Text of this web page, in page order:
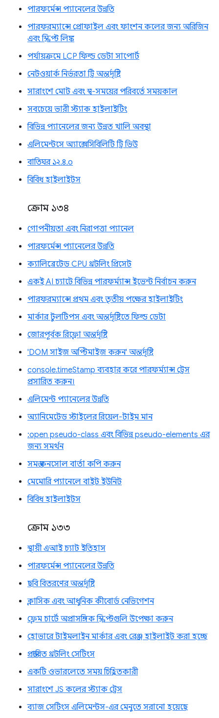
পারফর্মেন্স প্যানেলের উন্নতি
পারফরম্যান্সে প্রোফাইল এবং ফাংশন কলের জন্য অরিজিন
এবং স্ক্রিপ্ট লিঙ্ক
পর্যায়ক্রমে LCP ফিল্ড ডেটা সাপোর্ট
নেটওয়ার্ক নির্ভরতা ট্রি অন্তর্দৃষ্টি
সারাংশে মোট এবং স্ব-সময়ের পরিবর্তে সময়কাল
সবচেয়ে ভারী স্ট্যাক হাইলাইটিং
বিভিন্ন প্যানেলের জন্য উন্নত খালি অবস্থা
এলিমেন্টসে অ্যাক্সেসিবিলিটি ট্রি ভিউ
বাতিঘর ১২.৪.০
বিবিধ হাইলাইটস
ক্রোম ১৩৪
গোপনীয়তা এবং নিরাপত্তা প্যানেল
পারফর্মেন্স প্যানেলের উন্নতি
ক্যালিব্রেটেড CPU থ্রটলিং প্রিসেট
একই AI চ্যাটে বিভিন্ন পারফর্ম্যান্স ইভেন্ট নির্বাচন করুন
পারফরম্যান্সে প্রথম এবং তৃতীয় পক্ষের হাইলাইটিং
মার্কার টুলটিপস এবং অন্তর্দৃষ্টিতে ফিল্ড ডেটা
জোরপূর্বক রিফ্লো অন্তর্দৃষ্টি
'DOM সাইজ অপ্টিমাইজ করুন' অন্তর্দৃষ্টি
console.timeStamp ব্যবহার করে পারফর্ম্যান্স ট্রেস
প্রসারিত করুন।
এলিমেন্ট প্যানেলের উন্নতি
অ্যানিমেটেড স্টাইলের রিয়েল-টাইম মান
:open pseudo-class এবং বিভিন্ন pseudo-elements এর
জন্য সমর্থন
সমস্ত কনসোল বার্তা কপি করুন
মেমোরি প্যানেলে বাইট ইউনিট
বিবিধ হাইলাইটস
ক্রোম ১৩৩
স্থায়ী এআই চ্যাট ইতিহাস
পারফর্মেন্স প্যানেলের উন্নতি
ছবি বিতরণের অন্তর্দৃষ্টি
ক্লাসিক এবং আধুনিক কীবোর্ড নেভিগেশন
ফ্লেম চার্টে অপ্রাসঙ্গিক স্ক্রিপ্টগুলি উপেক্ষা করুন
হোভারে টাইমলাইন মার্কার এবং রেঞ্জ হাইলাইট করা হচ্ছে
প্রস্তাবিত থ্রটলিং সেটিংস
একটি ওভারলেতে সময় চিহ্নিতকারী
সারাংশে JS কলের স্ট্যাক ট্রেস
ব্যাজ সেটিংস এলিমেন্টস-এর মেনুতে সরানো হয়েছে